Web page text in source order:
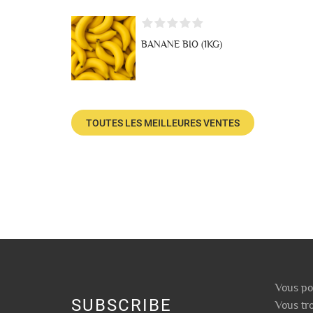
BANANE BIO (1KG)
TOUTES LES MEILLEURES VENTES
SUBSCRIBE
Vous
Vous